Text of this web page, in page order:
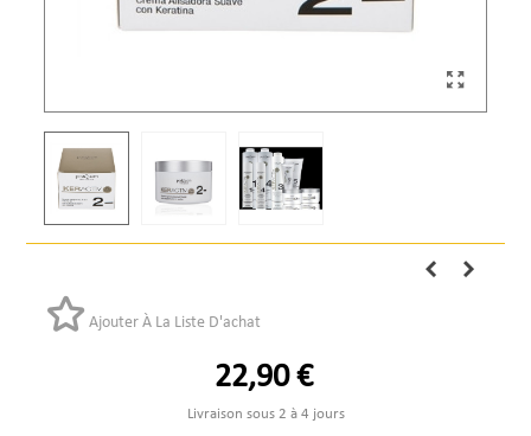
Ajouter À La Liste D'achat
22,90 €
Livraison sous 2 à 4 jours